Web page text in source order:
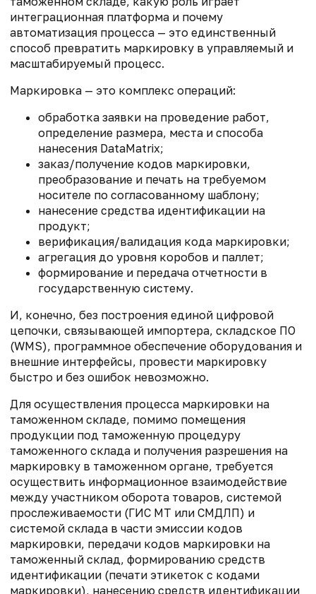
интеграционная платформа и почему
автоматизация процесса — это единственный
способ превратить маркировку в управляемый и
масштабируемый процесс.
Маркировка — это комплекс операций:
обработка заявки на проведение работ,
определение размера, места и способа
нанесения DataMatrix;
заказ/получение кодов маркировки,
преобразование и печать на требуемом
носителе по согласованному шаблону;
нанесение средства идентификации на
продукт;
верификация/валидация кода маркировки;
агрегация до уровня коробов и паллет;
формирование и передача отчетности в
государственную систему.
И, конечно, без построения единой цифровой
цепочки, связывающей импортера, складское ПО
(WMS), программное обеспечение оборудования и
внешние интерфейсы, провести маркировку
быстро и без ошибок невозможно.
Для осуществления процесса маркировки на
таможенном складе, помимо помещения
продукции под таможенную процедуру
таможенного склада и получения разрешения на
маркировку в таможенном органе, требуется
осуществить информационное взаимодействие
между участником оборота товаров, системой
прослеживаемости (ГИС МТ или СМДЛП) и
системой склада в части эмиссии кодов
маркировки, передачи кодов маркировки на
таможенный склад, формированию средств
идентификации (печати этикеток с кодами
маркировки), нанесению средств идентификации